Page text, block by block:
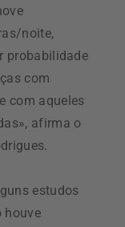
noite,
probabilidade
com
com aqueles
afirma o
estudos
houve